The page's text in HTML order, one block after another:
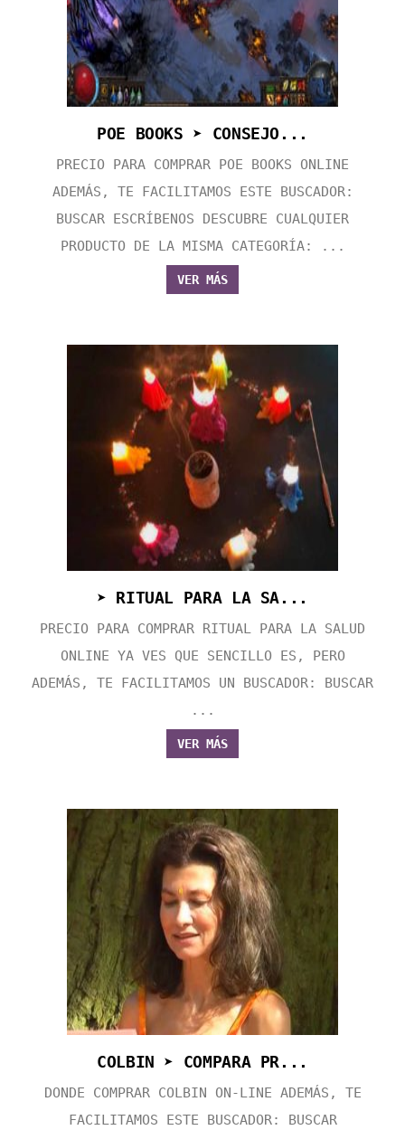
POE BOOKS ➤ CONSEJO...
PRECIO PARA COMPRAR POE BOOKS ONLINE
ADEMÁS, TE FACILITAMOS ESTE BUSCADOR:
BUSCAR ESCRÍBENOS DESCUBRE CUALQUIER
PRODUCTO DE LA MISMA CATEGORÍA: ...
VER MÁS
➤ RITUAL PARA LA SA...
PRECIO PARA COMPRAR RITUAL PARA LA SALUD
ONLINE YA VES QUE SENCILLO ES, PERO
ADEMÁS, TE FACILITAMOS UN BUSCADOR: BUSCAR
...
VER MÁS
COLBIN ➤ COMPARA PR...
DONDE COMPRAR COLBIN ON-LINE ADEMÁS, TE
FACILITAMOS ESTE BUSCADOR: BUSCAR